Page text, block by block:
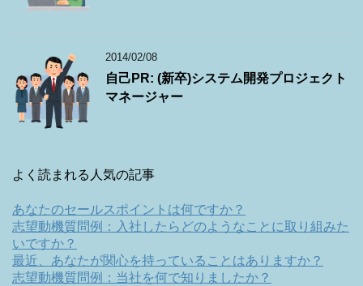
2014/02/08
自己PR: (新卒)システム開発プロジェクト
マネージャー
よく読まれる人気の記事
あなたのセールスポイントは何ですか？
志望動機質問例：入社したらどのようなことに取り組みた
いですか？
最近、あなたが関心を持っていることはありますか？
志望動機質問例：当社を何で知りましたか？